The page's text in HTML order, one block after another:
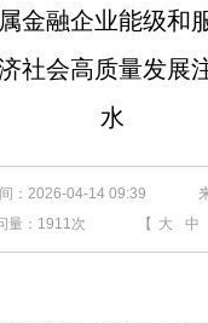
金融企业能级和
社会高质量发展
水
：2026-04-14 09:39
量： 1911次 【 大 中